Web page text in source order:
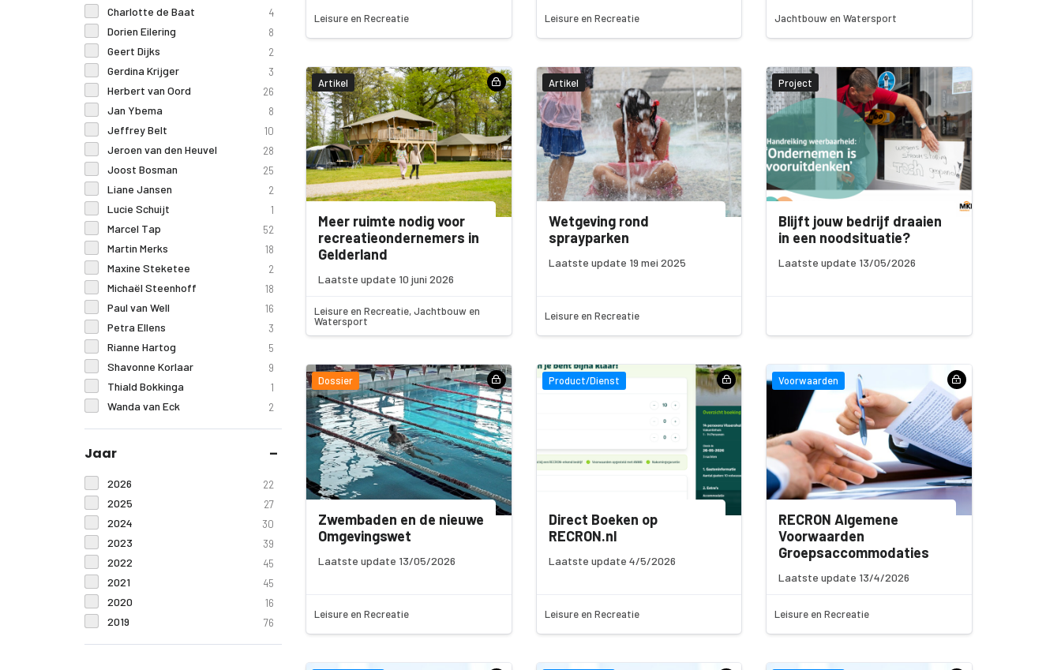
Charlotte de Baat 4
Dorien Eilering 8
Geert Dijks 2
Gerdina Krijger 3
Herbert van Oord 26
Jan Ybema 8
Jeffrey Belt 10
Jeroen van den Heuvel 28
Joost Bosman 25
Liane Jansen 2
Lucie Schuijt 1
Marcel Tap 52
Martin Merks 18
Maxine Steketee 2
Michaël Steenhoff 18
Paul van Well 16
Petra Ellens 3
Rianne Hartog 5
Shavonne Korlaar 9
Thiald Bokkinga 1
Wanda van Eck 2
Jaar
2026 22
2025 27
2024 30
2023 39
2022 45
2021 45
2020 16
2019 76
Leisure en Recreatie Leisure en Recreatie Jachtbouw en Watersport
Artikel
Meer ruimte nodig voor
recreatieondernemers in
Gelderland
Laatste update 10 juni 2026
Leisure en Recreatie, Jachtbouw en
Watersport
Artikel
Wetgeving rond
sprayparken
Laatste update 19 mei 2025
Leisure en Recreatie
Project
Blijft jouw bedrijf draaien
in een noodsituatie?
Laatste update 13/05/2026
Dossier
Zwembaden en de nieuwe
Omgevingswet
Laatste update 13/05/2026
Leisure en Recreatie
Product/Dienst
Direct Boeken op
RECRON.nl
Laatste update 4/5/2026
Leisure en Recreatie
Voorwaarden
RECRON Algemene
Voorwaarden
Groepsaccommodaties
Laatste update 13/4/2026
Leisure en Recreatie